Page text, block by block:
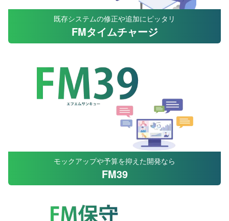
既存システムの修正や追加にピッタリ
FMタイムチャージ
モックアップや予算を抑えた開発なら
FM39